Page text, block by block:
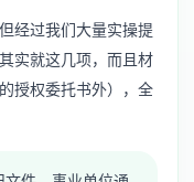
经过我们大量实操提
实就这几项，而且材
授权委托书外），全